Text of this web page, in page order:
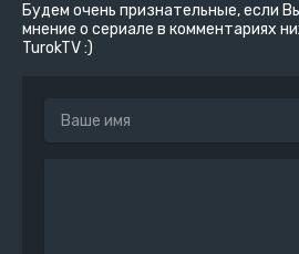
Будем очень признательные, если
мнение о сериале в комментариях
TurokTV :)